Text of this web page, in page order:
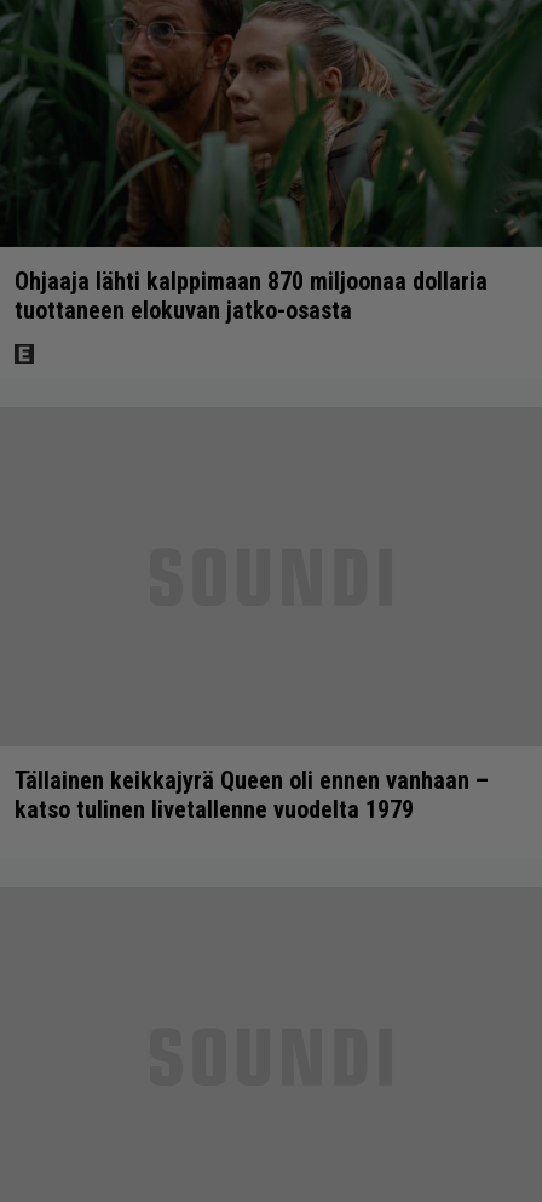
Ohjaaja lähti kalppimaan 870 miljoonaa dollaria
tuottaneen elokuvan jatko-osasta
Tällainen keikkajyrä Queen oli ennen vanhaan –
katso tulinen livetallenne vuodelta 1979